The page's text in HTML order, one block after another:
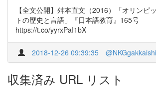
【全文公開】舛本直文（2016）「オリンピ
トの歴史と言語」『日本語教育』165号
https://t.co/yyrxPaI1bX
2018-12-26 09:39:35 @NKGgakkaishi
収集済み URL リスト